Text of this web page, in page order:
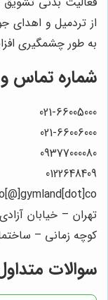
از تردمیل و اهدای
به طور چشمگیری
شماره تماس
021-66005000
021-66006000
09377000080
0122648409
تهران – خیابان
کوچه زمانی – ساختمان شماره
سوالات